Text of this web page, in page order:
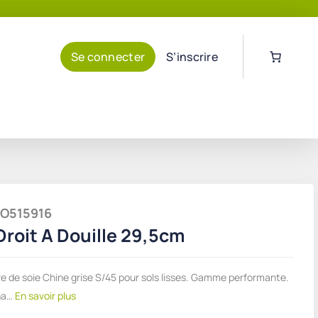
Se connecter S’inscrire
A Douille 29,5cm
de soie Chine grise S/45 pour sols lisses. Gamme performante.
En savoir plus